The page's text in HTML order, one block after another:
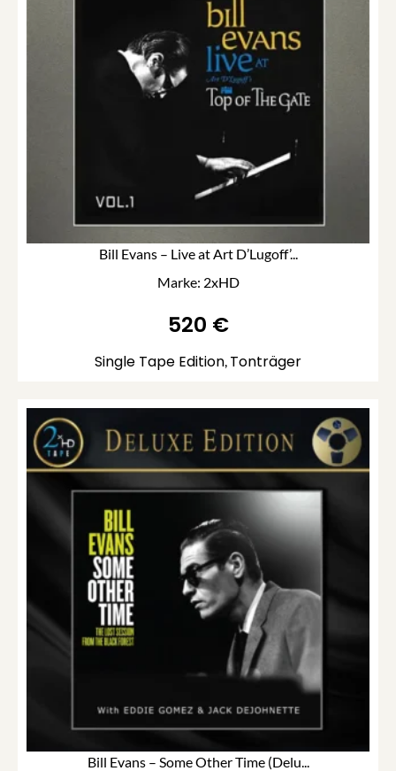
Single Tape Edition Tonträger
Bill Evans – Live at Art D’Lugoff’...
Marke: 2xHD
520 €
Bill Evans – Some Other Time (Delu...